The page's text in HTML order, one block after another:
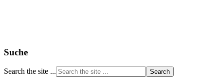
Suche
Search the site ...